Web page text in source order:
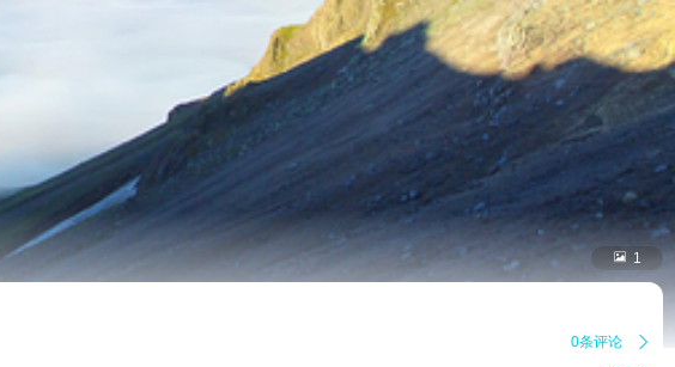
 1
0条评论 